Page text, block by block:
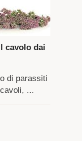
cavolo dai
di parassiti
...